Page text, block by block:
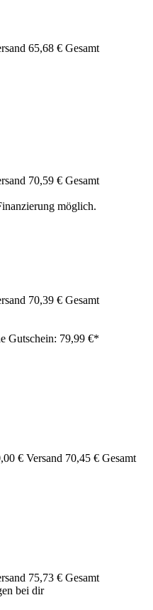
65,68 € Gesamt
70,59 € Gesamt
möglich.
70,39 € Gesamt
Gutschein: 79,99 €*
€ Versand 70,45 € Gesamt
75,73 € Gesamt
bei dir